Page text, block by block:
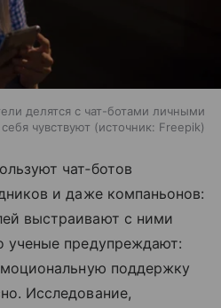
делятся с чат-ботами личными
чувствуют
источник: Freepik
чат‑ботов
и даже компаньонов:
выстраивают с ними
ученые предупреждают:
поддержку
Исследование,